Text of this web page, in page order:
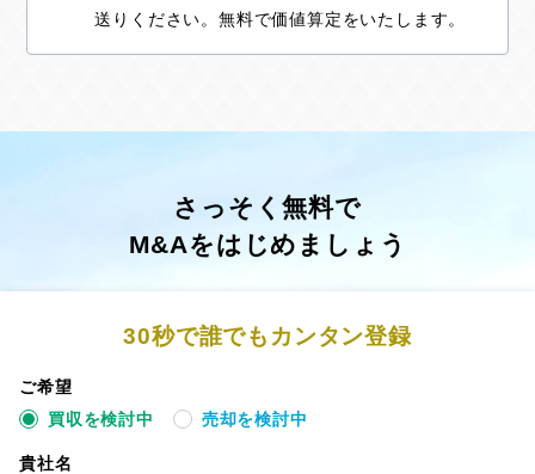
送りください。無料で価値算定をいたします。
さっそく無料で
M&Aをはじめましょう
30秒で誰でもカンタン登録
ご希望
買収を検討中
売却を検討中
貴社名